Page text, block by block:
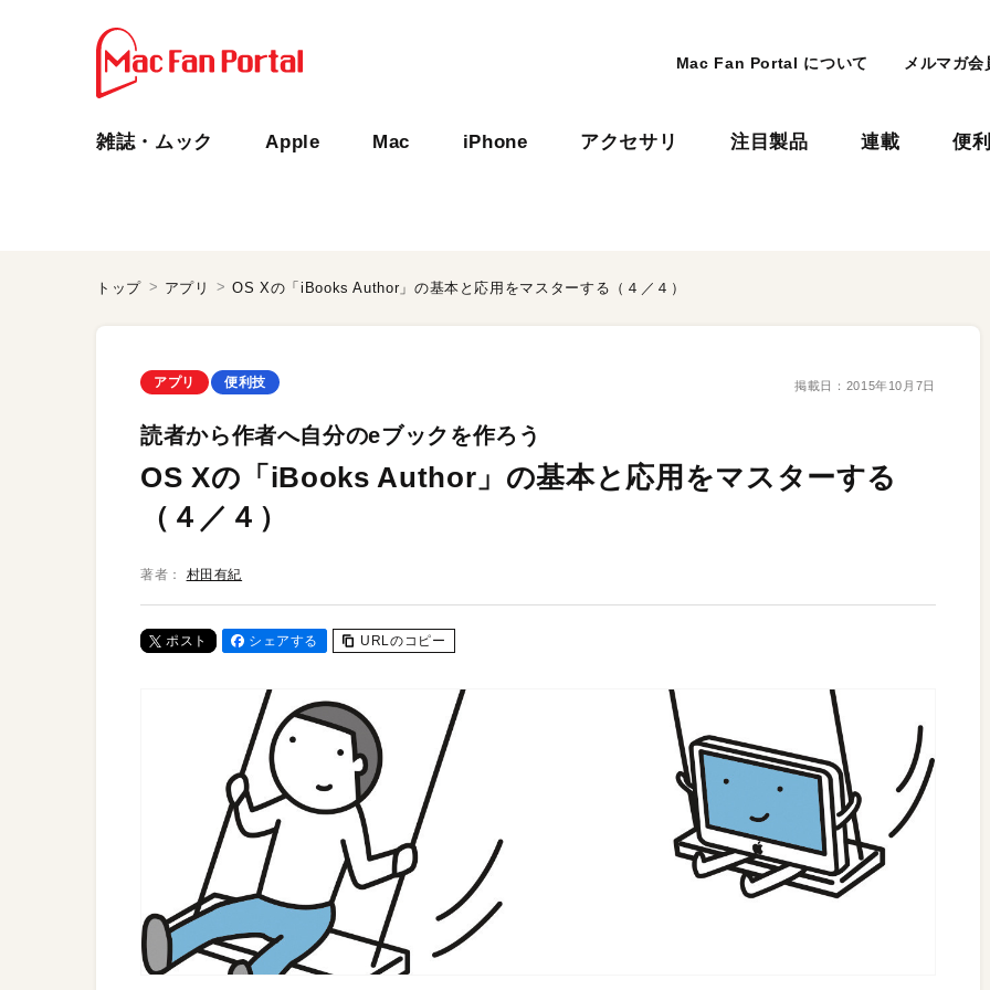
Mac Fan Portal について メルマガ会
雑誌・ムック Apple Mac iPhone アクセサリ 注目製品 連載 便
トップ アプリ OS Xの「iBooks Author」の基本と応用をマスターする（４／４）
アプリ 便利技 掲載日： 2015年10月7日
読者から作者へ自分のeブックを作ろう
OS Xの「iBooks Author」の基本と応用をマスターする
（４／４）
著者： 村田有紀
ポスト シェアする URLのコピー